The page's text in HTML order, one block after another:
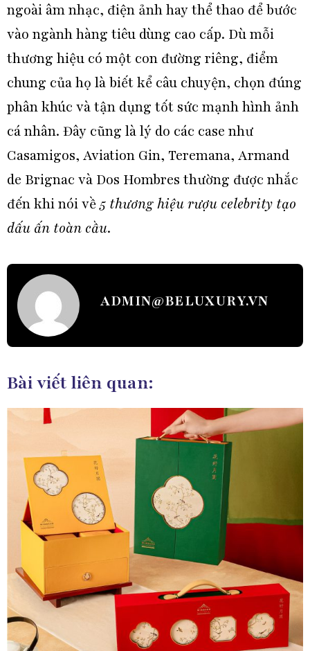
ngoài âm nhạc, điện ảnh hay thể thao để bước
vào ngành hàng tiêu dùng cao cấp. Dù mỗi
thương hiệu có một con đường riêng, điểm
chung của họ là biết kể câu chuyện, chọn đúng
phân khúc và tận dụng tốt sức mạnh hình ảnh
cá nhân. Đây cũng là lý do các case như
Casamigos, Aviation Gin, Teremana, Armand
de Brignac và Dos Hombres thường được nhắc
đến khi nói về5 thương hiệu rượu celebrity tạo
dấu ấn toàn cầu.
ADMIN@BELUXURY.VN
Bài viết liên quan: